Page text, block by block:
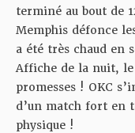
terminé au bout de
Memphis défonce
a été très chaud en
Affiche de la nuit,
promesses ! OKC
d’un match fort en
physique !